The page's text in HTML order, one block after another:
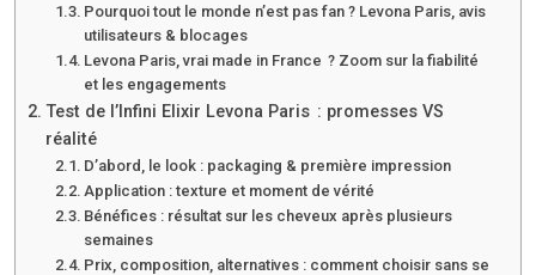
Pourquoi tout le monde n’est pas fan ? Levona Paris, avis
utilisateurs & blocages
Levona Paris, vrai made in France ? Zoom sur la fiabilité
et les engagements
Test de l’Infini Elixir Levona Paris : promesses VS
réalité
D’abord, le look : packaging & première impression
Application : texture et moment de vérité
Bénéfices : résultat sur les cheveux après plusieurs
semaines
Prix, composition, alternatives : comment choisir sans se